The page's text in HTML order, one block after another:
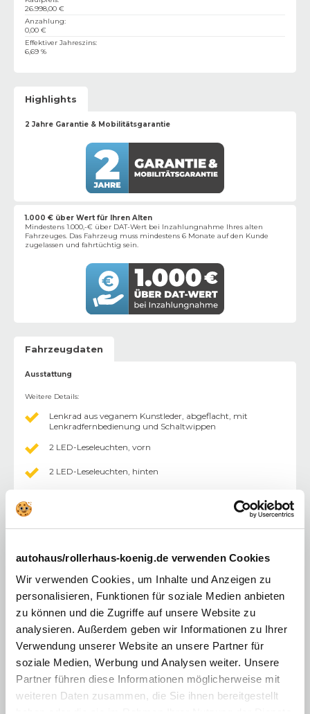
autohaus/rollerhaus-koenig.de verwenden Cookies
Wir verwenden Cookies, um Inhalte und Anzeigen zu
personalisieren, Funktionen für soziale Medien anbieten
zu können und die Zugriffe auf unsere Website zu
analysieren. Außerdem geben wir Informationen zu Ihrer
Verwendung unserer Website an unsere Partner für
soziale Medien, Werbung und Analysen weiter. Unsere
Partner führen diese Informationen möglicherweise mit
weiteren Daten zusammen, die Sie ihnen bereitgestellt
26.998,00 €
Anzahlung:
0,00 €
Effektiver Jahreszins:
6,69 %
Highlights
2 Jahre Garantie & Mobilitätsgarantie
1.000 € über Wert für Ihren Alten
Mindestens 1.000,-€ über DAT-Wert bei Inzahlungnahme Ihres alten
Fahrzeuges. Das Fahrzeug muss mindestens 6 Monate auf den Kunde
zugelassen und fahrtüchtig sein.
Fahrzeugdaten
Ausstattung
Weitere Details:
Lenkrad aus veganem Kunstleder, abgeflacht, mit
Lenkradfernbedienung und Schaltwippen
2 LED-Leseleuchten, vorn
2 LED-Leseleuchten, hinten
Broadcasting)
Multimedia Infotainment System mit 10˝ -Touchscreen-
Farbdisplay und 10'' Fahrerinfodisplay
Elektrische Parkbremse
10˝ - Fahrerinfodisplay
Mittelarmlehne mit Ablagefach